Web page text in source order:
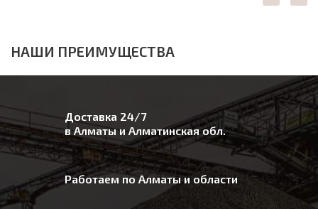
НАШИ ПРЕИМУЩЕСТВА
Доставка 24/7
в Алматы и Алматинская обл.
Работаем по Алматы и области